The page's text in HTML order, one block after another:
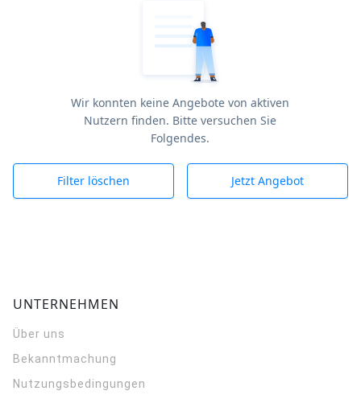
Wir konnten keine Angebote von aktiven
Nutzern finden. Bitte versuchen Sie
Folgendes.
Filter löschen Jetzt Angebot
UNTERNEHMEN
Über uns
Bekanntmachung
Nutzungsbedingungen